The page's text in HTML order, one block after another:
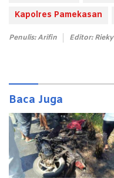
Kapolres Pamekasan
Penulis: Arifin Editor: Rieky
Baca Juga